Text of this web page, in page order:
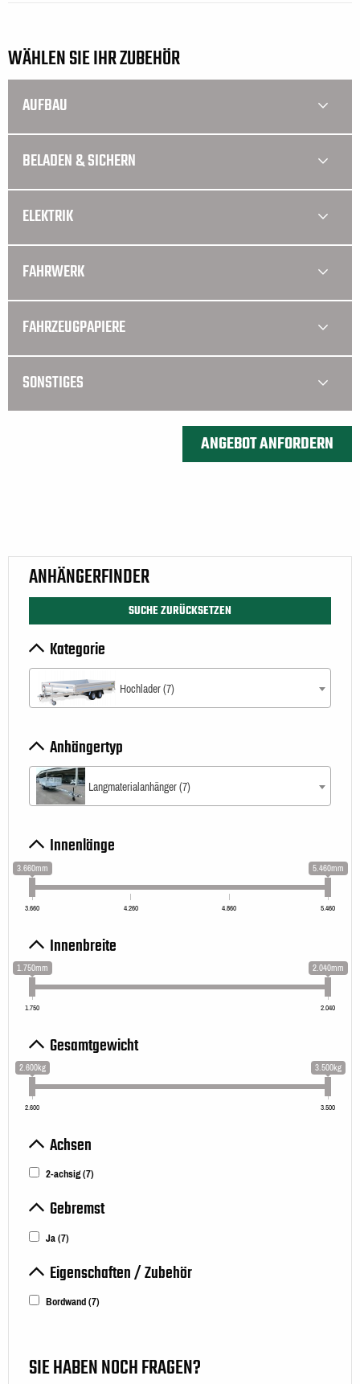
WÄHLEN SIE IHR ZUBEHÖR
AUFBAU
BELADEN & SICHERN
ELEKTRIK
FAHRWERK
FAHRZEUGPAPIERE
SONSTIGES
ANHÄNGERFINDER
SUCHE ZURÜCKSETZEN
Kategorie
Hochlader (7)
Anhängertyp
Langmaterialanhänger (7)
Innenlänge
3.660mm 5.460mm
3.660 4.260 4.860 5.460
Innenbreite
1.750mm 2.040mm
1.750 2.040
Gesamtgewicht
2.600kg 3.500kg
2.600 3.500
Achsen
2-achsig(7)
Gebremst
Ja(7)
Eigenschaften / Zubehör
Bordwand(7)
SIE HABEN NOCH FRAGEN?